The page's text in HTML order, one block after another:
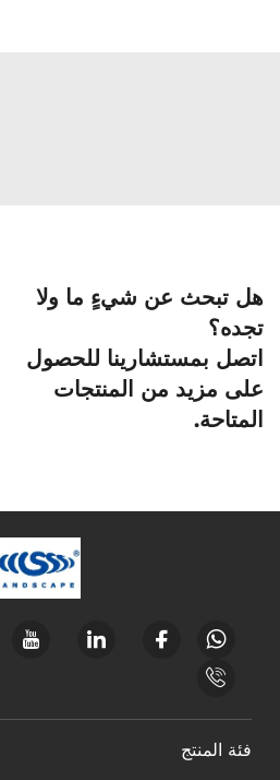
هل تبحث عن شيءٍ ما ولا
تجده؟
اتصل بمستشارينا للحصول
على مزيد من المنتجات
المتاحة.
فئة المنتج